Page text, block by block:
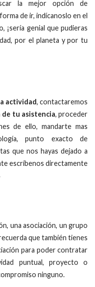
la mejor opción de
de ir, indícanoslo en el
¡sería genial que pudieras
por el planeta y por tu
actividad, contactaremos
de tu asistencia, proceder
de ello, mandarte mas
punto exacto de
que nos hayas dejado a
escríbenos directamente
una asociación, un grupo
que también tienes
para poder contratar
puntual, proyecto o
ninguno.